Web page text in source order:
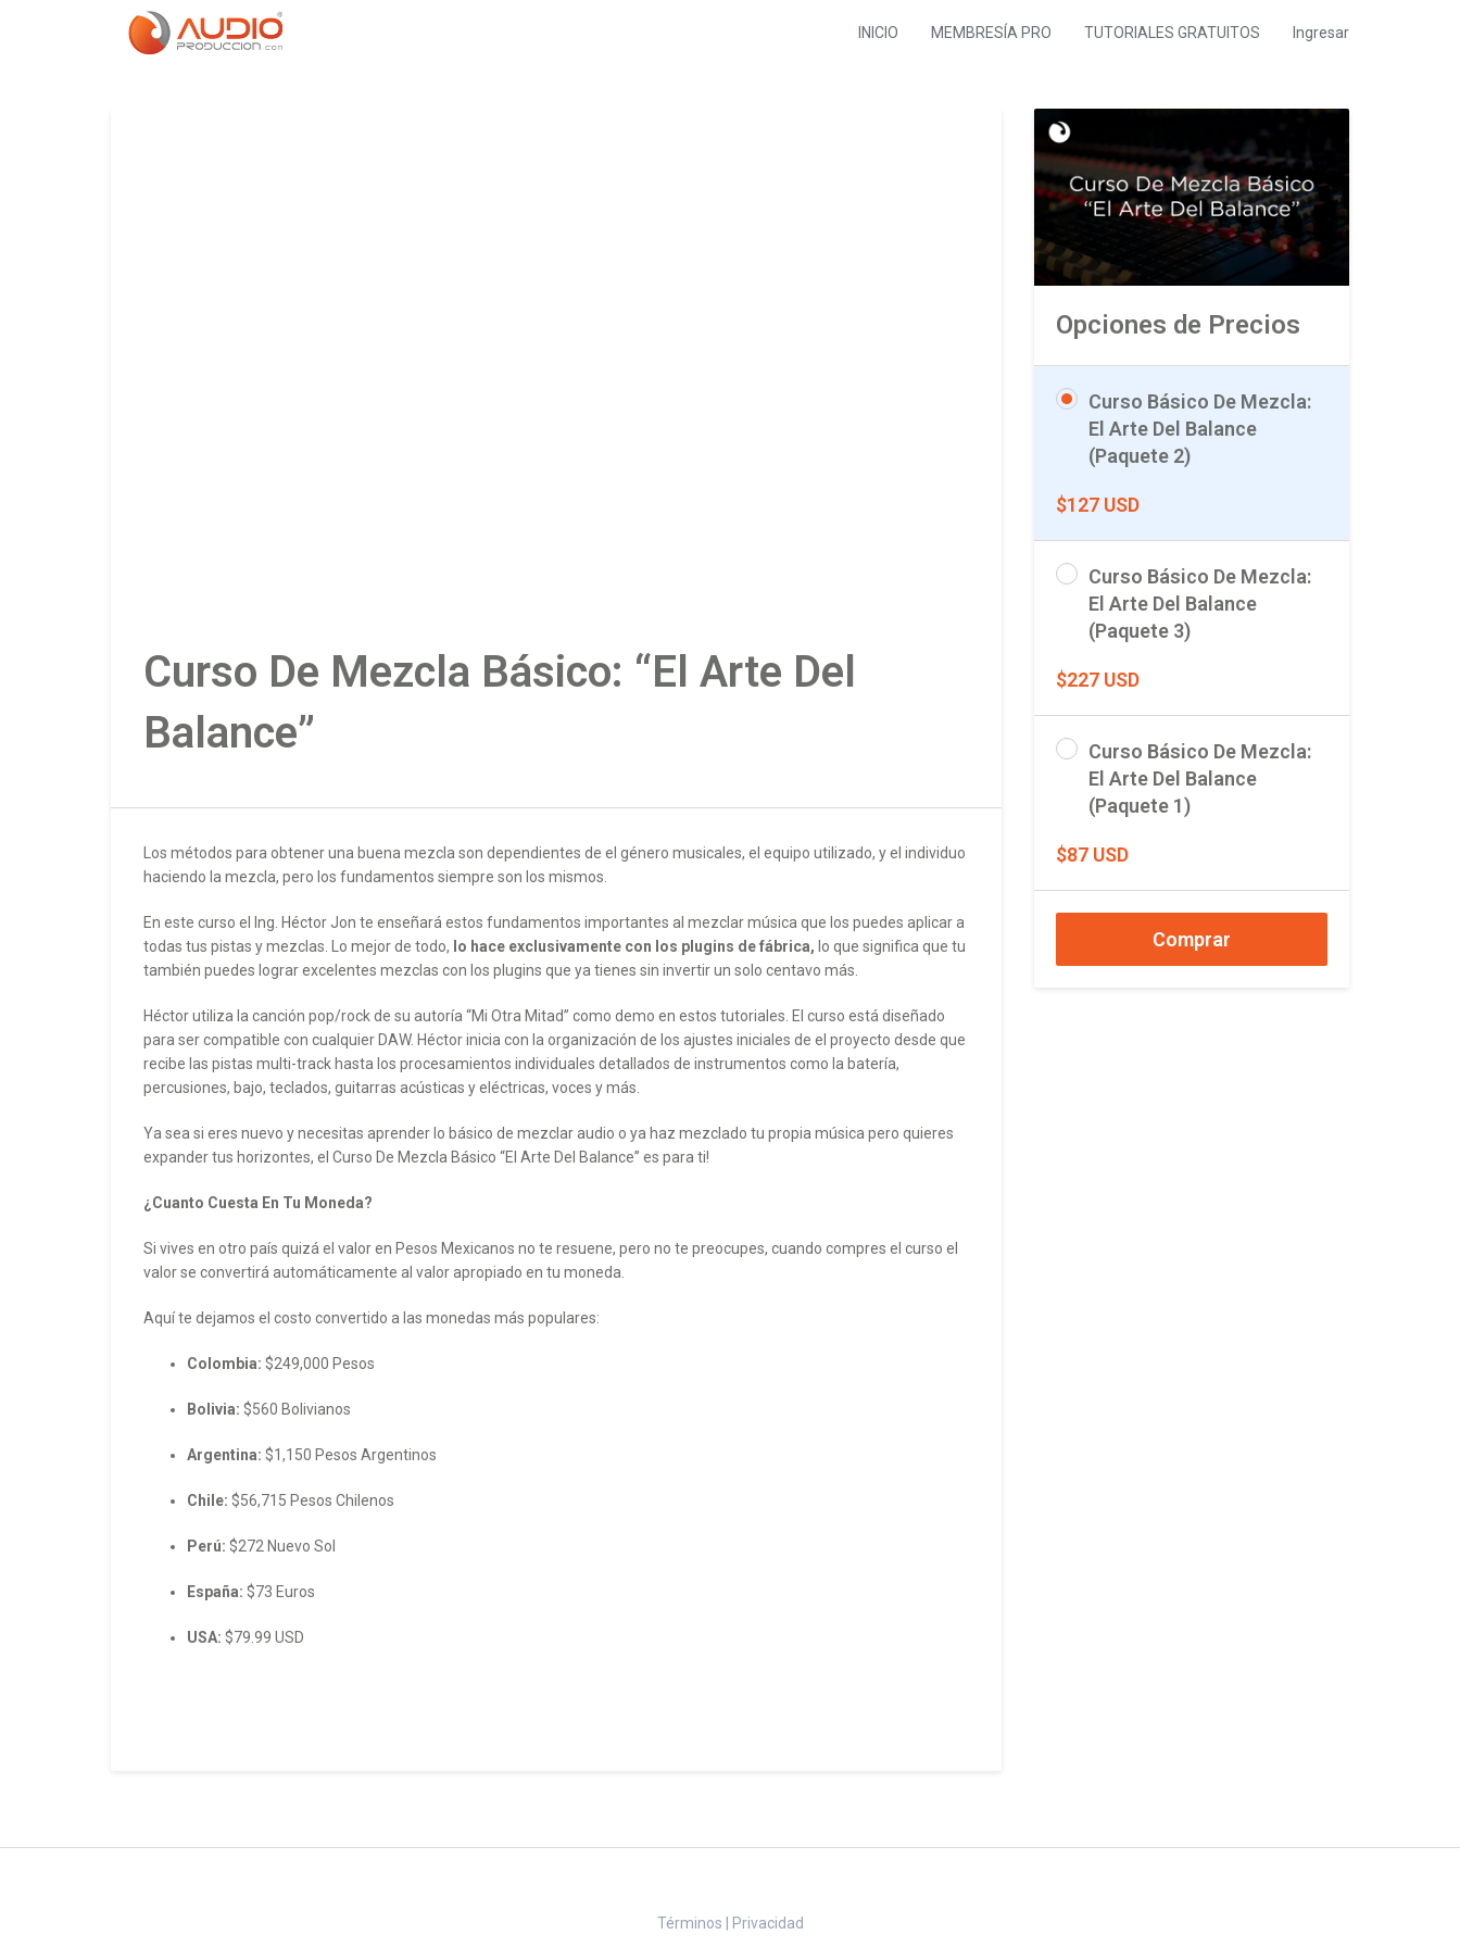
INICIO MEMBRESÍA PRO TUTORIALES GRATUITOS Ingresar
Curso De Mezcla Básico: “El Arte Del
Balance”
Los métodos para obtener una buena mezcla son dependientes de el género musicales, el equipo utilizado, y el individuo
haciendo la mezcla, pero los fundamentos siempre son los mismos.
En este curso el Ing. Héctor Jon te enseñará estos fundamentos importantes al mezclar música que los puedes aplicar a
todas tus pistas y mezclas. Lo mejor de todo, lo hace exclusivamente con los plugins de fábrica, lo que significa que tu
también puedes lograr excelentes mezclas con los plugins que ya tienes sin invertir un solo centavo más.
Héctor utiliza la canción pop/rock de su autoría “Mi Otra Mitad” como demo en estos tutoriales. El curso está diseñado
para ser compatible con cualquier DAW. Héctor inicia con la organización de los ajustes iniciales de el proyecto desde que
recibe las pistas multi-track hasta los procesamientos individuales detallados de instrumentos como la batería,
percusiones, bajo, teclados, guitarras acústicas y eléctricas, voces y más.
Ya sea si eres nuevo y necesitas aprender lo básico de mezclar audio o ya haz mezclado tu propia música pero quieres
expander tus horizontes, el Curso De Mezcla Básico “El Arte Del Balance” es para ti!
¿Cuanto Cuesta En Tu Moneda?
Si vives en otro país quizá el valor en Pesos Mexicanos no te resuene, pero no te preocupes, cuando compres el curso el
valor se convertirá automáticamente al valor apropiado en tu moneda.
Aquí te dejamos el costo convertido a las monedas más populares:
Colombia: $249,000 Pesos
Bolivia: $560 Bolivianos
Argentina: $1,150 Pesos Argentinos
Chile: $56,715 Pesos Chilenos
Perú: $272 Nuevo Sol
España: $73 Euros
USA: $79.99 USD
Opciones de Precios
Curso Básico De Mezcla:
El Arte Del Balance
(Paquete 2)
$127 USD
Curso Básico De Mezcla:
El Arte Del Balance
(Paquete 3)
$227 USD
Curso Básico De Mezcla:
El Arte Del Balance
(Paquete 1)
$87 USD
Comprar
Términos Privacidad